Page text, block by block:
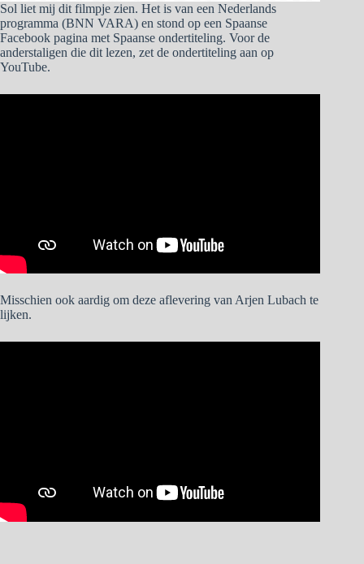
Sol liet mij dit filmpje zien. Het is van een Nederlands
programma (BNN VARA) en stond op een Spaanse
Facebook pagina met Spaanse ondertiteling. Voor de
anderstaligen die dit lezen, zet de ondertiteling aan op
YouTube.
Misschien ook aardig om deze aflevering van Arjen Lubach te
lijken.